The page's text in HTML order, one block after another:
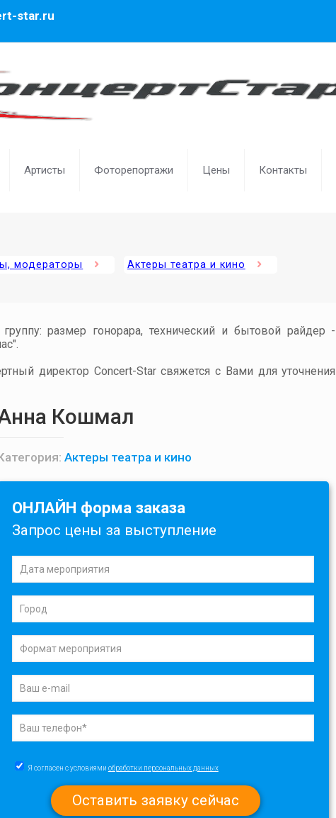
star.ru
Артисты Фоторепортажи Цены Контакты
модераторы
Актеры театра и кино
размер гонорара, технический и бытовой райдер -
директор Concert-Star свяжется с Вами для уточнения
Кошмал
Актеры театра и кино
ОНЛАЙН форма заказа
Запрос цены за выступление
Я согласен с условиями обработки персональных данных